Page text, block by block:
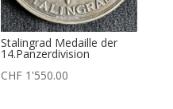
Stalingrad Medaille der
14.Panzerdivision
CHF 1'550.00